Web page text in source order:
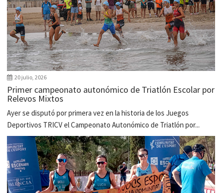
20 julio, 2026
Primer campeonato autonómico de Triatlón Escolar por
Relevos Mixtos
Ayer se disputó por primera vez en la historia de los Juegos
Deportivos TRICV el Campeonato Autonómico de Triatlón por...